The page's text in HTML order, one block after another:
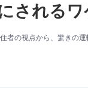
されるワ
者の視点から、驚きの